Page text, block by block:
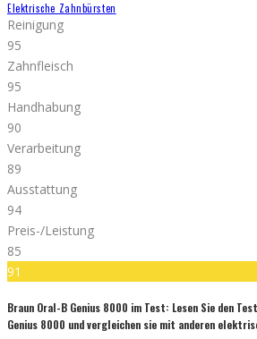
Elektrische Zahnbürsten
Reinigung
95
Zahnfleisch
95
Handhabung
90
Verarbeitung
89
Ausstattung
94
Preis-/Leistung
85
91
Braun Oral-B Genius 8000 im Test: Lesen Sie den
Genius 8000 und vergleichen sie mit anderen